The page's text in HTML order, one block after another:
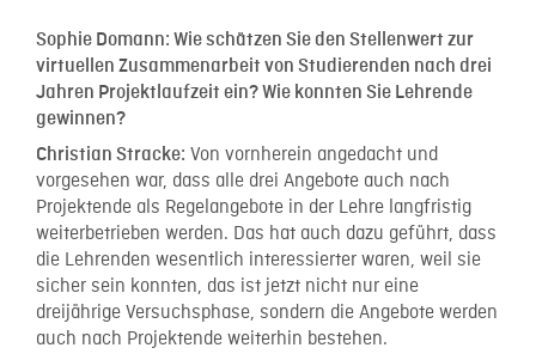
Sophie Domann: Wie schätzen Sie den Stellenwert zur
virtuellen Zusammenarbeit von Studierenden nach drei
Jahren Projektlaufzeit ein? Wie konnten Sie Lehrende
gewinnen?
Christian Stracke: Von vornherein angedacht und
vorgesehen war, dass alle drei Angebote auch nach
Projektende als Regelangebote in der Lehre langfristig
weiterbetrieben werden. Das hat auch dazu geführt, dass
die Lehrenden wesentlich interessierter waren, weil sie
sicher sein konnten, das ist jetzt nicht nur eine
dreijährige Versuchsphase, sondern die Angebote werden
auch nach Projektende weiterhin bestehen.